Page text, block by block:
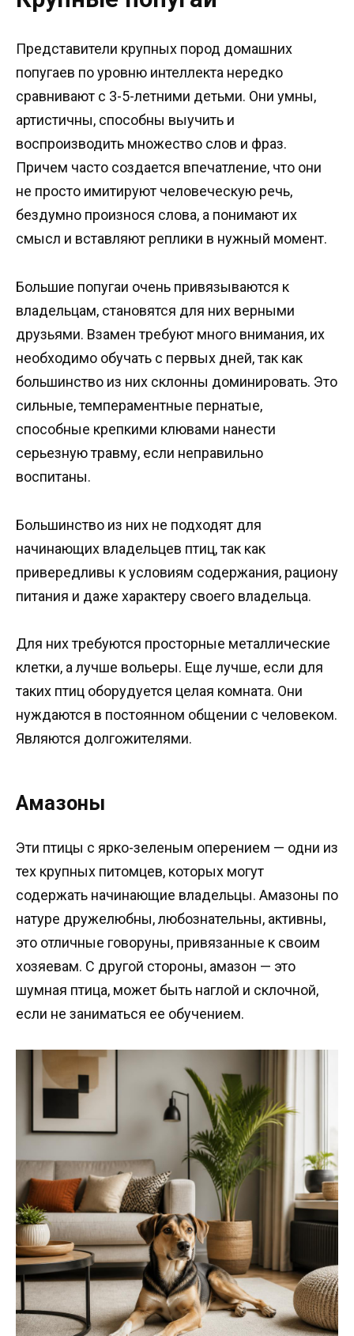
Представители крупных пород домашних
попугаев по уровню интеллекта нередко
сравнивают с 3-5-летними детьми. Они умны,
артистичны, способны выучить и
воспроизводить множество слов и фраз.
Причем часто создается впечатление, что они
не просто имитируют человеческую речь,
бездумно произнося слова, а понимают их
смысл и вставляют реплики в нужный момент.
Большие попугаи очень привязываются к
владельцам, становятся для них верными
друзьями. Взамен требуют много внимания, их
необходимо обучать с первых дней, так как
большинство из них склонны доминировать. Это
сильные, темпераментные пернатые,
способные крепкими клювами нанести
серьезную травму, если неправильно
воспитаны.
Большинство из них не подходят для
начинающих владельцев птиц, так как
привередливы к условиям содержания, рациону
питания и даже характеру своего владельца.
Для них требуются просторные металлические
клетки, а лучше вольеры. Еще лучше, если для
таких птиц оборудуется целая комната. Они
нуждаются в постоянном общении с человеком.
Являются долгожителями.
Амазоны
Эти птицы с ярко-зеленым оперением — одни из
тех крупных питомцев, которых могут
содержать начинающие владельцы. Амазоны по
натуре дружелюбны, любознательны, активны,
это отличные говоруны, привязанные к своим
хозяевам. С другой стороны, амазон — это
шумная птица, может быть наглой и склочной,
если не заниматься ее обучением.